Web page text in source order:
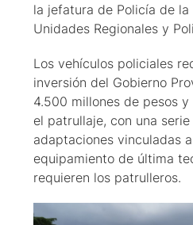
la jefatura de Policía de la
Unidades Regionales y
Los vehículos policiales
inversión del Gobierno
4.500 millones de pesos
el patrullaje, con una
adaptaciones vinculadas
equipamiento de última
requieren los patrulleros.